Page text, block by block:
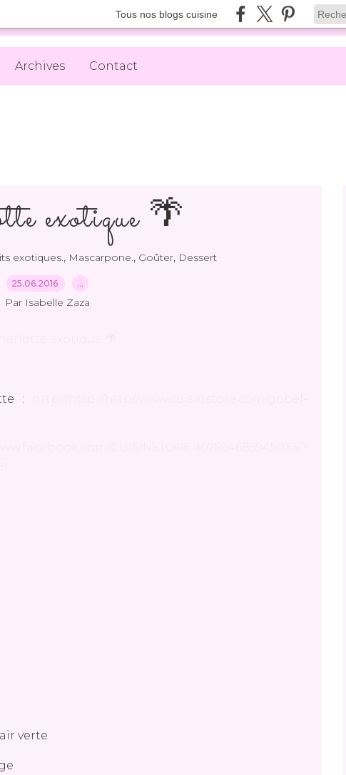
Tous nos blogs cuisine
Archives Contact
exotique 🌴
exotiques., Mascarpone., Goûter, Dessert
25.06.2016 …
Par Isabelle Zaza
:
verte